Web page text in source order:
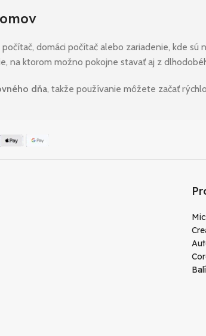
domáci počítač alebo zariadenie, kde
na ktorom možno pokojne stavať aj z
dňa, takže používanie môžete začať